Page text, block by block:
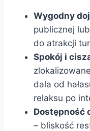
Wygodny
publicznej
do atrakcji
Spokój i
dala od
relaksu po
Dostępność
– bliskość